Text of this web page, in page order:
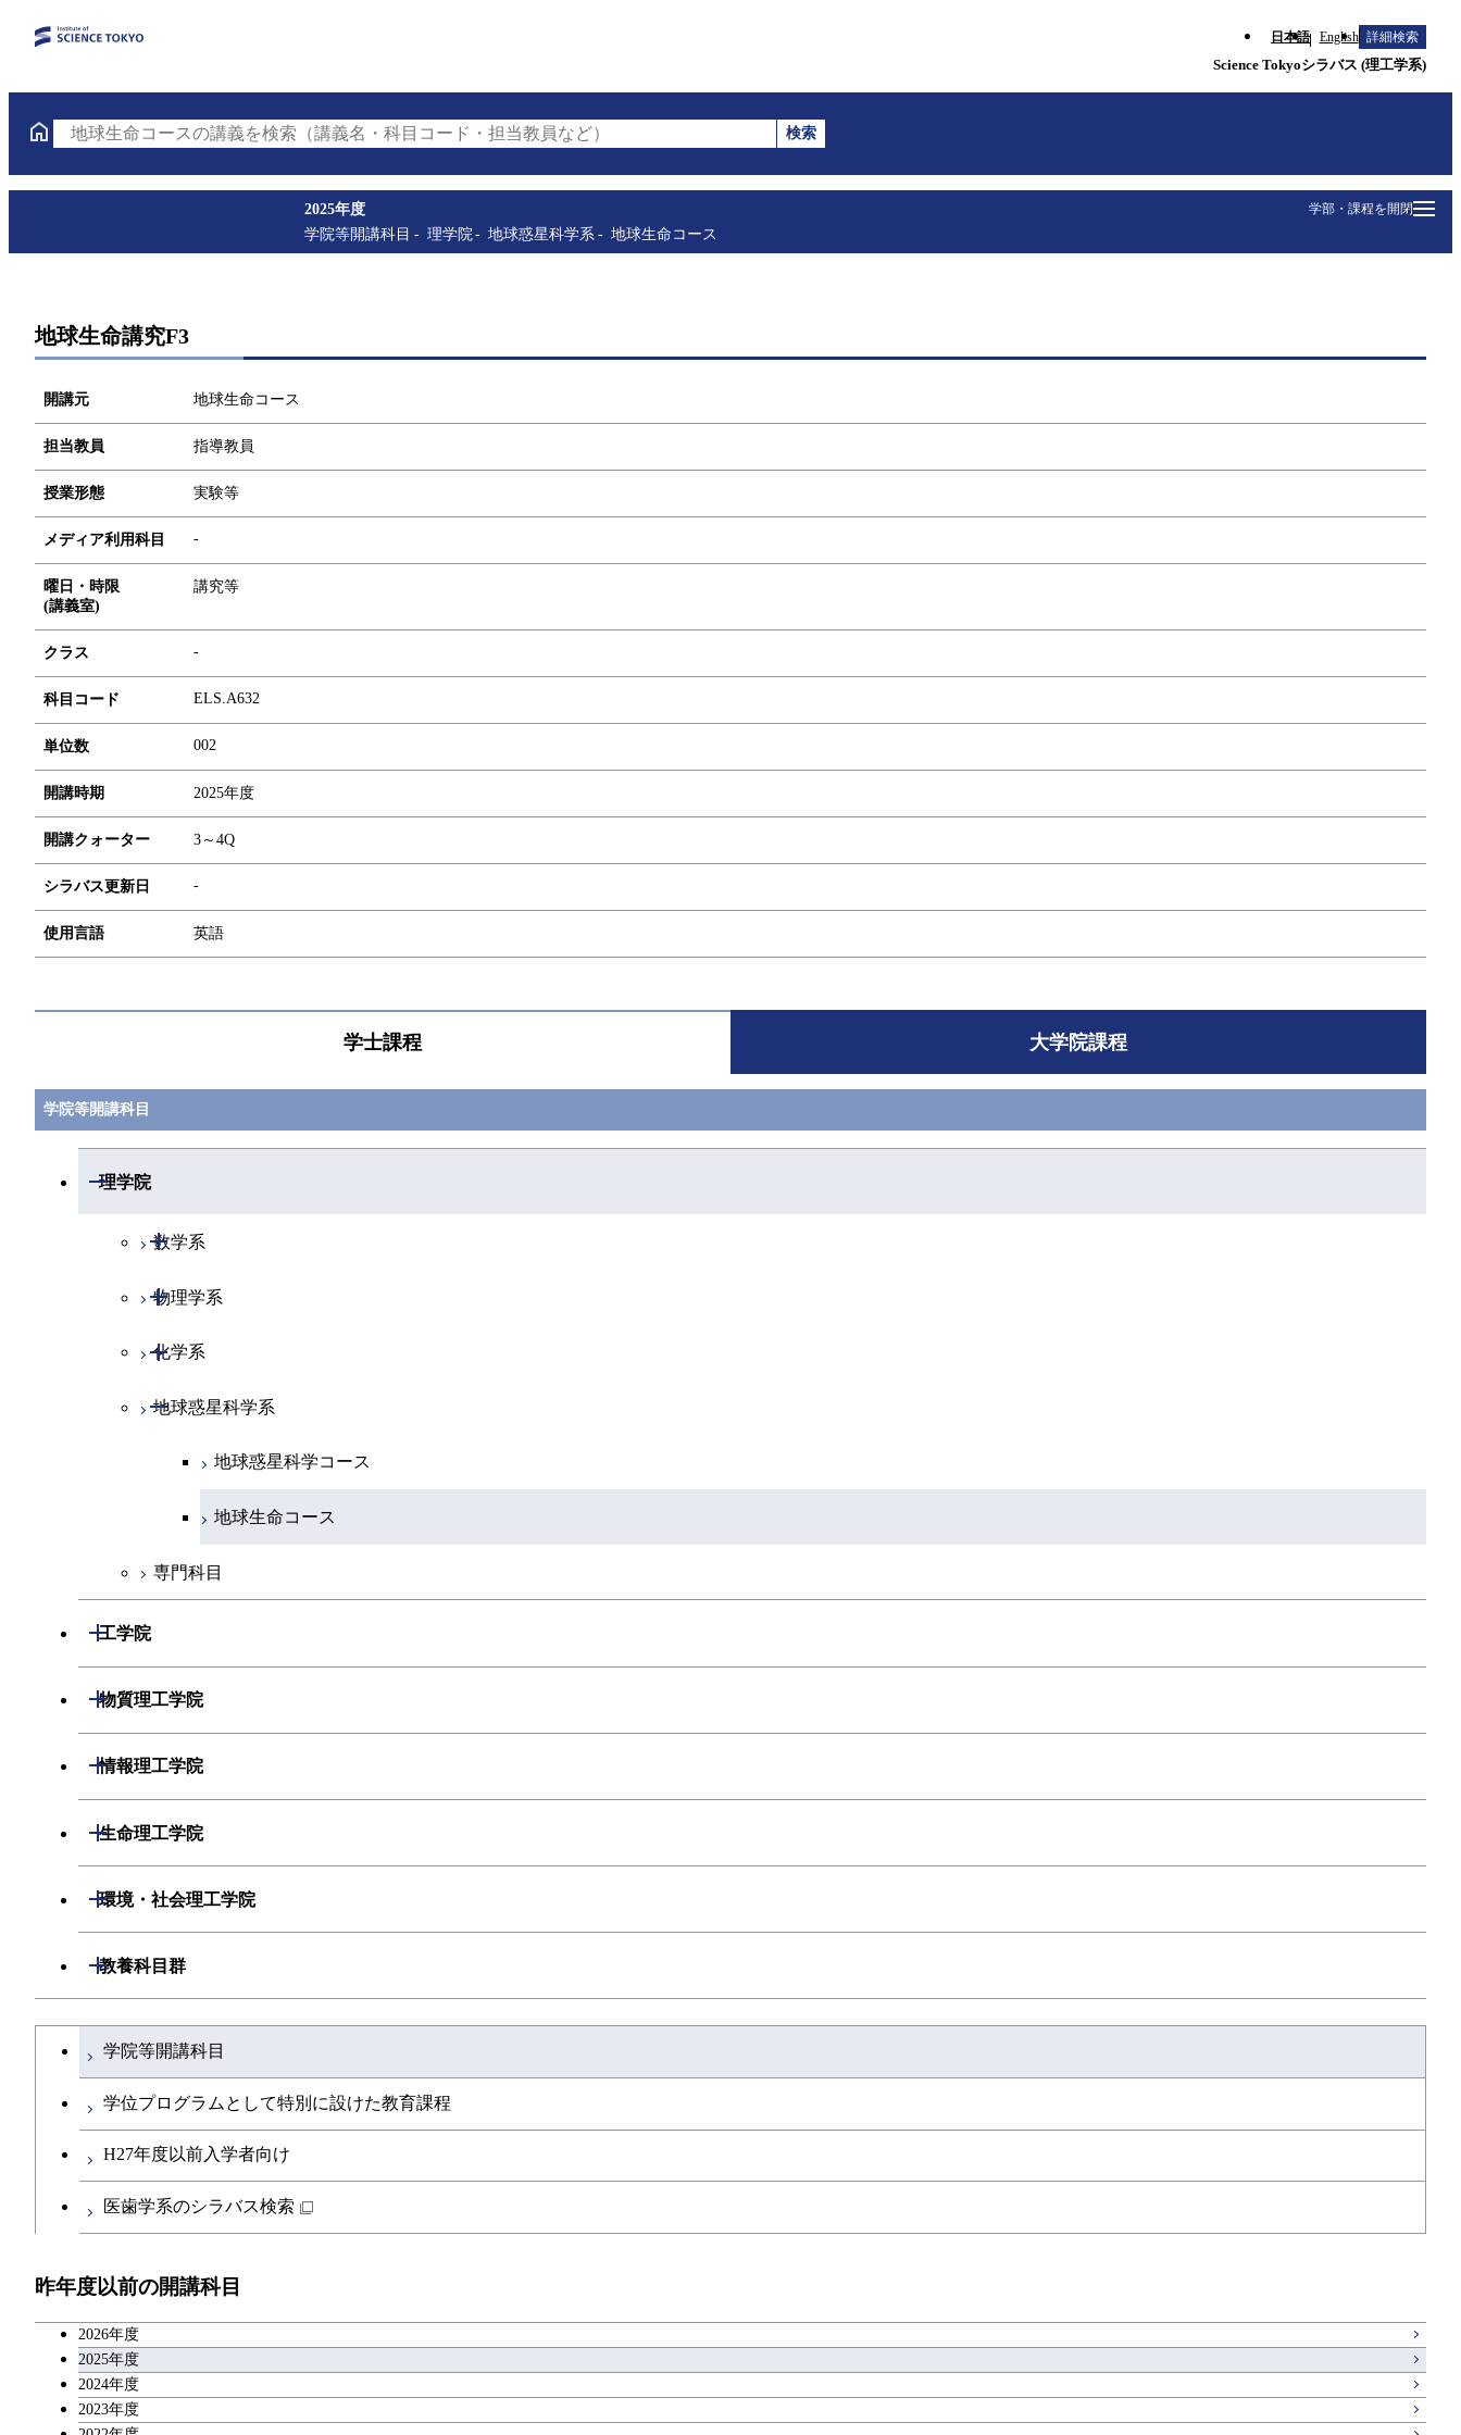
日本語 English 詳細検索
Science Tokyoシラバス (理工学系)
地球生命コースの講義を検索（講義名・科目コード・担当教員など）
検索
学部・課程を開閉
2025年度
学院等開講科目
理学院 地球惑星科学系 地球生命コース
地球生命講究F3
開講元 地球生命コース
担当教員 指導教員
授業形態 実験等
メディア利用科目 -
曜日・時限
(講義室)
講究等
クラス -
科目コード ELS.A632
単位数 002
開講時期 2025年度
開講クォーター 3～4Q
シラバス更新日 -
使用言語 英語
学士課程 大学院課程
学院等開講科目
理学院
開閉
数学系
開閉
数学コース
物理学系
開閉
物質・情報卓越コース
化学系
開閉
化学コース
エネルギーコース
エネルギー・情報コース
物質・情報卓越コース
地球惑星科学系
開閉
地球惑星科学コース
地球生命コース
専門科目
工学院
開閉
機械系
開閉
エネルギーコース
エンジニアリングデザインコース
原子核工学コース
人間医療科学技術コース
システム制御コース
人間医療科学技術コース
電気電子系
開閉
エネルギーコース
ライフエンジニアリングコース
原子核工学コース
人間医療科学技術コース
情報通信コース
ライフエンジニアリングコース
人間医療科学技術コース
経営工学系
開閉
エンジニアリングデザインコース
専門科目
物質理工学院
開閉
材料系
開閉
エネルギーコース
物質・情報卓越コース
応用化学コース
地球生命コース
人間医療科学技術コース
専門科目
情報理工学院
開閉
数理・計算科学系
開閉
知能情報コース
情報工学コース
知能情報コース
エネルギー・情報コース
人間医療科学技術コース
物質・情報卓越コース
専門科目
生命理工学院
開閉
生命理工学系
開閉
ライフエンジニアリングコース
地球生命コース
人間医療科学技術コース
物質・情報卓越コース
環境・社会理工学院
開閉
建築学系
開閉
都市・環境学コース
開閉
エネルギーコース
エネルギー・情報コース
エンジニアリングデザインコース
原子核工学コース
物質・情報卓越コース
社会・人間科学コース
イノベーション科学系
イノベーション科学コース
人間医療科学技術コース
技術経営専門職学位課程
開閉
技術経営専門職学位課程
専門科目
教養科目群
開閉
文系教養科目
英語科目
第二外国語科目
キャリア科目
大学院課程を切り替える
学院等開講科目
学位プログラムとして特別に設けた教育課程
H27年度以前入学者向け
医歯学系のシラバス検索
昨年度以前の開講科目
2026年度
2025年度
2024年度
2023年度